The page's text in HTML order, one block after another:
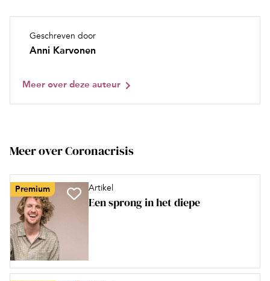
Geschreven door
Anni Karvonen
Meer over deze auteur
Meer over Coronacrisis
Premium Artikel
Een sprong in het diepe